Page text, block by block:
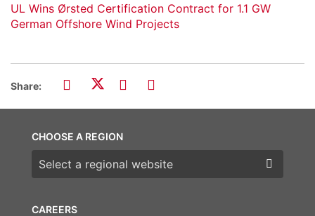
UL Wins Ørsted Certification Contract for 1.1 GW
German Offshore Wind Projects
Share:
CAREERS
CHOOSE A REGION
Choose a region